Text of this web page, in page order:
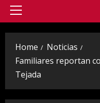
Primary
Home
Noticias
Familiares reportan
Tejada